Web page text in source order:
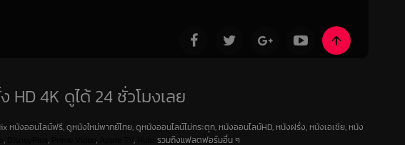
4K ดูได้ 24 ชั่วโมงเลย
นังออนไลน์ฟรี, ดูหนังใหม่พากย์ไทย, ดูหนังออนไลน์ไม่กระตุก, หนังออนไลน์HD, หนังฝรั่ง, หนังเอเชีย, หนัง
, , , , รวมถึงแฟลตฟอร์มอื่น ๆ